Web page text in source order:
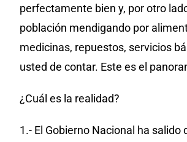
perfectamente bien y, por otro
población mendigando por
medicinas, repuestos, servicios
usted de contar. Este es el
¿Cuál es la realidad?
1.- El Gobierno Nacional ha salido